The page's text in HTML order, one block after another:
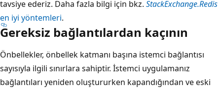
tavsiye ederiz. Daha fazla bilgi için bkz. StackExchange.Redis
en iyi yöntemleri.
Gereksiz bağlantılardan kaçının
Önbellekler, önbellek katmanı başına istemci bağlantısı
sayısıyla ilgili sınırlara sahiptir. İstemci uygulamanız
bağlantıları yeniden oluştururken kapandığından ve eski